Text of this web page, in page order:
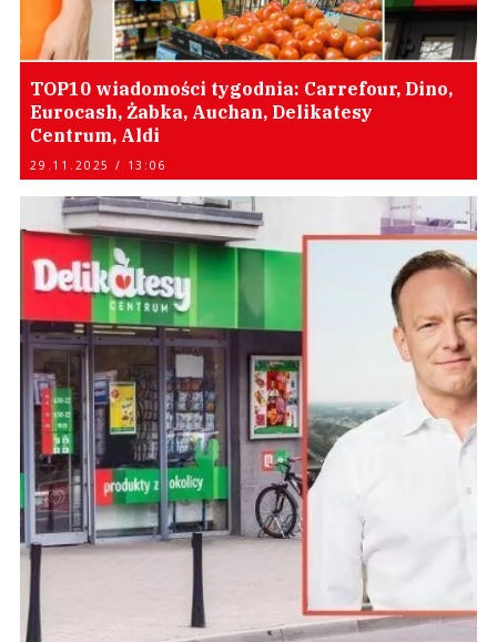
TOP10 wiadomości tygodnia: Carrefour, Dino,
Eurocash, Żabka, Auchan, Delikatesy
Centrum, Aldi
29.11.2025 / 13:06